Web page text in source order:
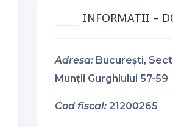
INFORMATII –
Adresa: București,
Munții Gurghiului 57-59
Cod fiscal: 21200265